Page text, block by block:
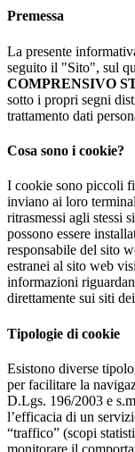
Premessa
La presente
seguito il "Sito", sul
COMPRENSIVO
sotto i propri segni
trattamento dati
Cosa sono i cookie?
I cookie sono piccoli
inviano ai loro
ritrasmessi agli stessi
possono essere
responsabile del sito
estranei al sito web
informazioni
direttamente sui siti
Tipologie di cookie
Esistono diverse
per facilitare la
D.Lgs. 196/2003 e
l’efficacia di un
“traffico” (scopi
monitorare il